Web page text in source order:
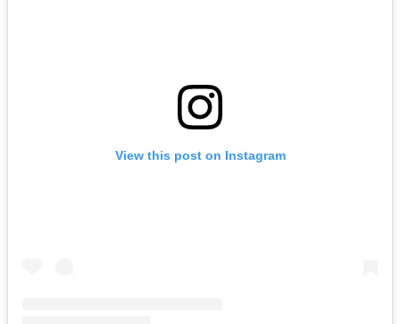
View this post on Instagram